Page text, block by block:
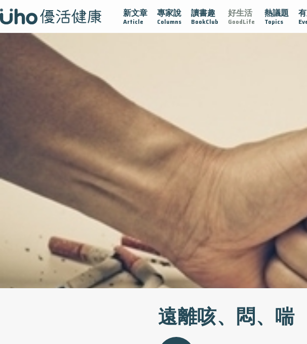
新文章
Article
專家說
Columns
讀書趣
BookClub
好生活
GoodLife
熱議題
Topics
在 疫情保衛戰 再生醫學 愛的未來視 認識攝護腺肥大 守護骨骼健康
遠離咳、悶、